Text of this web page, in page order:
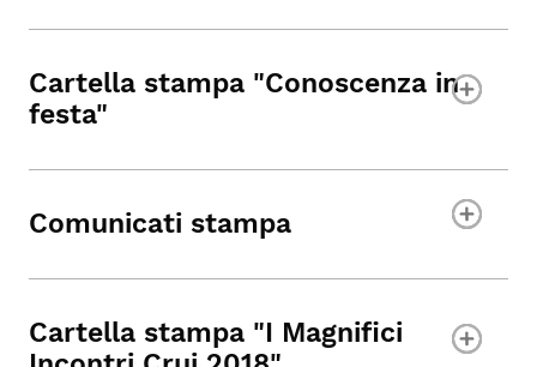
Cartella stampa "Conoscenza in
festa"
Comunicati stampa
Cartella stampa "I Magnifici